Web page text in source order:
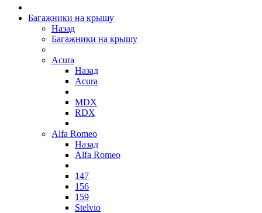
Багажники на крышу
Назад
Багажники на крышу
Acura
Назад
Acura
MDX
RDX
Alfa Romeo
Назад
Alfa Romeo
147
156
159
Stelvio